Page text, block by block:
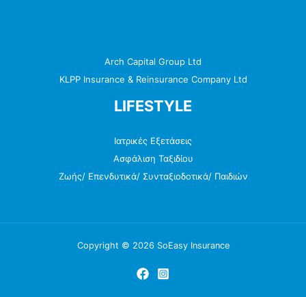
Arch Capital Group Ltd
KLPP Insurance & Reinsurance Company Ltd
LIFESTYLE
Ιατρικές Εξετάσεις
Ασφάλιση Ταξιδίου
Ζωής/ Επενδυτικά/ Συνταξιοδοτικά/ Παιδιών
Copyright © 2026 SoEasy Insurance